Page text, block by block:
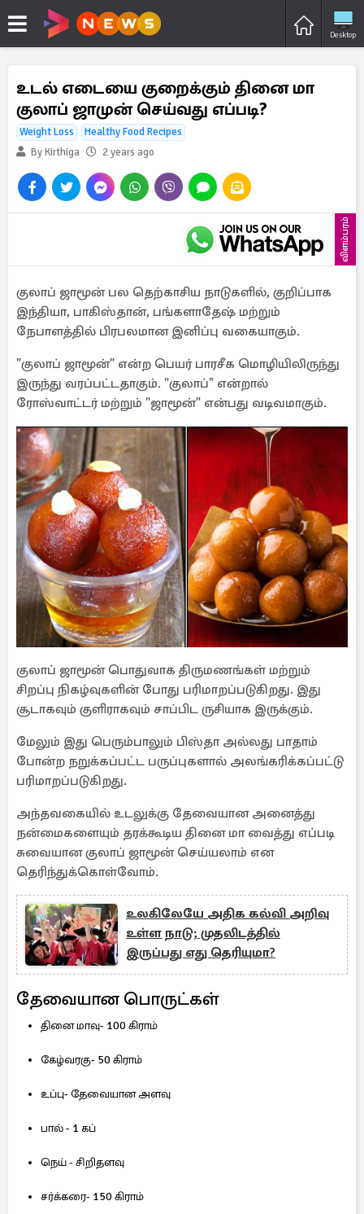
Desktop
உடல் எடையை குறைக்கும் தினை மா
குலாப் ஜாமுன் செய்வது எப்படி?
Weight Loss
Healthy Food Recipes
By Kirthiga
2 years ago
விளம்பரம்
குலாப் ஜாமூன் பல தெற்காசிய நாடுகளில், குறிப்பாக
இந்தியா, பாகிஸ்தான், பங்களாதேஷ் மற்றும்
நேபாளத்தில் பிரபலமான இனிப்பு வகையாகும்.
"குலாப் ஜாமூன்" என்ற பெயர் பாரசீக மொழியிலிருந்து
இருந்து வரப்பட்டதாகும். "குலாப்" என்றால்
ரோஸ்வாட்டர் மற்றும் "ஜாமூன்" என்பது வடிவமாகும்.
குலாப் ஜாமூன் பொதுவாக திருமணங்கள் மற்றும்
சிறப்பு நிகழ்வுகளின் போது பரிமாறப்படுகிறது. இது
சூடாகவும் குளிராகவும் சாப்பிட ருசியாக இருக்கும்.
மேலும் இது பெரும்பாலும் பிஸ்தா அல்லது பாதாம்
போன்ற நறுக்கப்பட்ட பருப்புகளால் அலங்கரிக்கப்பட்டு
பரிமாறப்படுகிறது.
அந்தவகையில் உடலுக்கு தேவையான அனைத்து
நன்மைகளையும் தரக்கூடிய தினை மா வைத்து எப்படி
சுவையான குலாப் ஜாமூன் செய்யலாம் என
தெரிந்துக்கொள்வோம்.
உலகிலேயே அதிக கல்வி அறிவு
உள்ள நாடு; முதலிடத்தில்
இருப்பது எது தெரியுமா?
தேவையான பொருட்கள்
தினை மாவு- 100 கிராம்
கேழ்வரகு- 50 கிராம்
உப்பு- தேவையான அளவு
பால் - 1 கப்
நெய் - சிறிதளவு
சர்க்கரை- 150 கிராம்